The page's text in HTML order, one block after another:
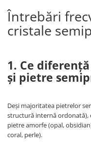
Întrebări
cristale
1. Ce
și pietre
Deși majoritatea pietrelor
structură internă ordonată),
pietre amorfe (opal,
coral, perle).